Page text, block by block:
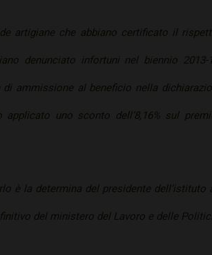
artigiane che abbiano certificato il
denunciato infortuni nel biennio
di ammissione al beneficio nella
applicato uno sconto dell’8,16% sul
è la determina del presidente
del ministero del Lavoro e delle